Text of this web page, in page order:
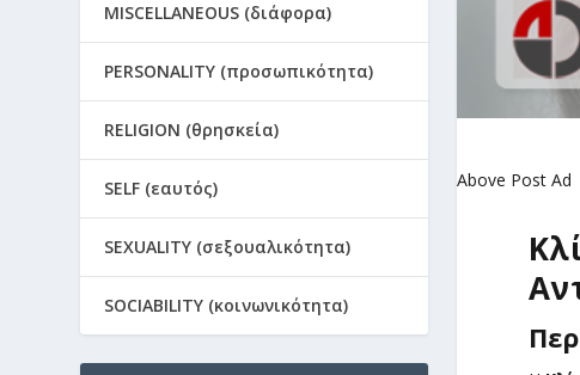
Above Post Ad
MISCELLANEOUS (διάφορα)
PERSONALITY (προσωπικότητα)
RELIGION (θρησκεία)
SELF (εαυτός)
SEXUALITY (σεξουαλικότητα)
SOCIABILITY (κοινωνικότητα)